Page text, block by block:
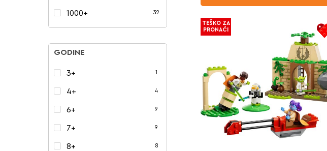
1000+ 32
GODINE
3+ 1
4+ 4
6+ 9
7+ 9
8+ 8
TEŠKO ZA
PRONAĆI